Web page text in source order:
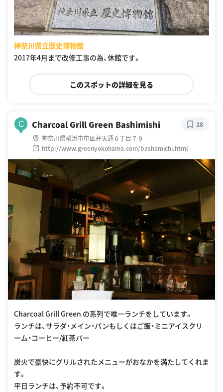
神奈川県立歴史博物館
2017年4月まで改修工事の為、休館です。
このスポットの詳細を見る
C Charcoal Grill Green Bashimishi
神奈川県横浜市中区弁天通６丁目７９
http://www.greenyokohama.com/bashamichi.html
18
Charcoal Grill Green の系列で唯一ランチをしています。
ランチは、サラダ・メイン・パンもしくはご飯・ミニアイスクリ
ーム・コーヒー/紅茶バー
炭火で豪快にグリルされたメニューがおなかを満たしてくれま
す。
平日ランチは、予約不可です。